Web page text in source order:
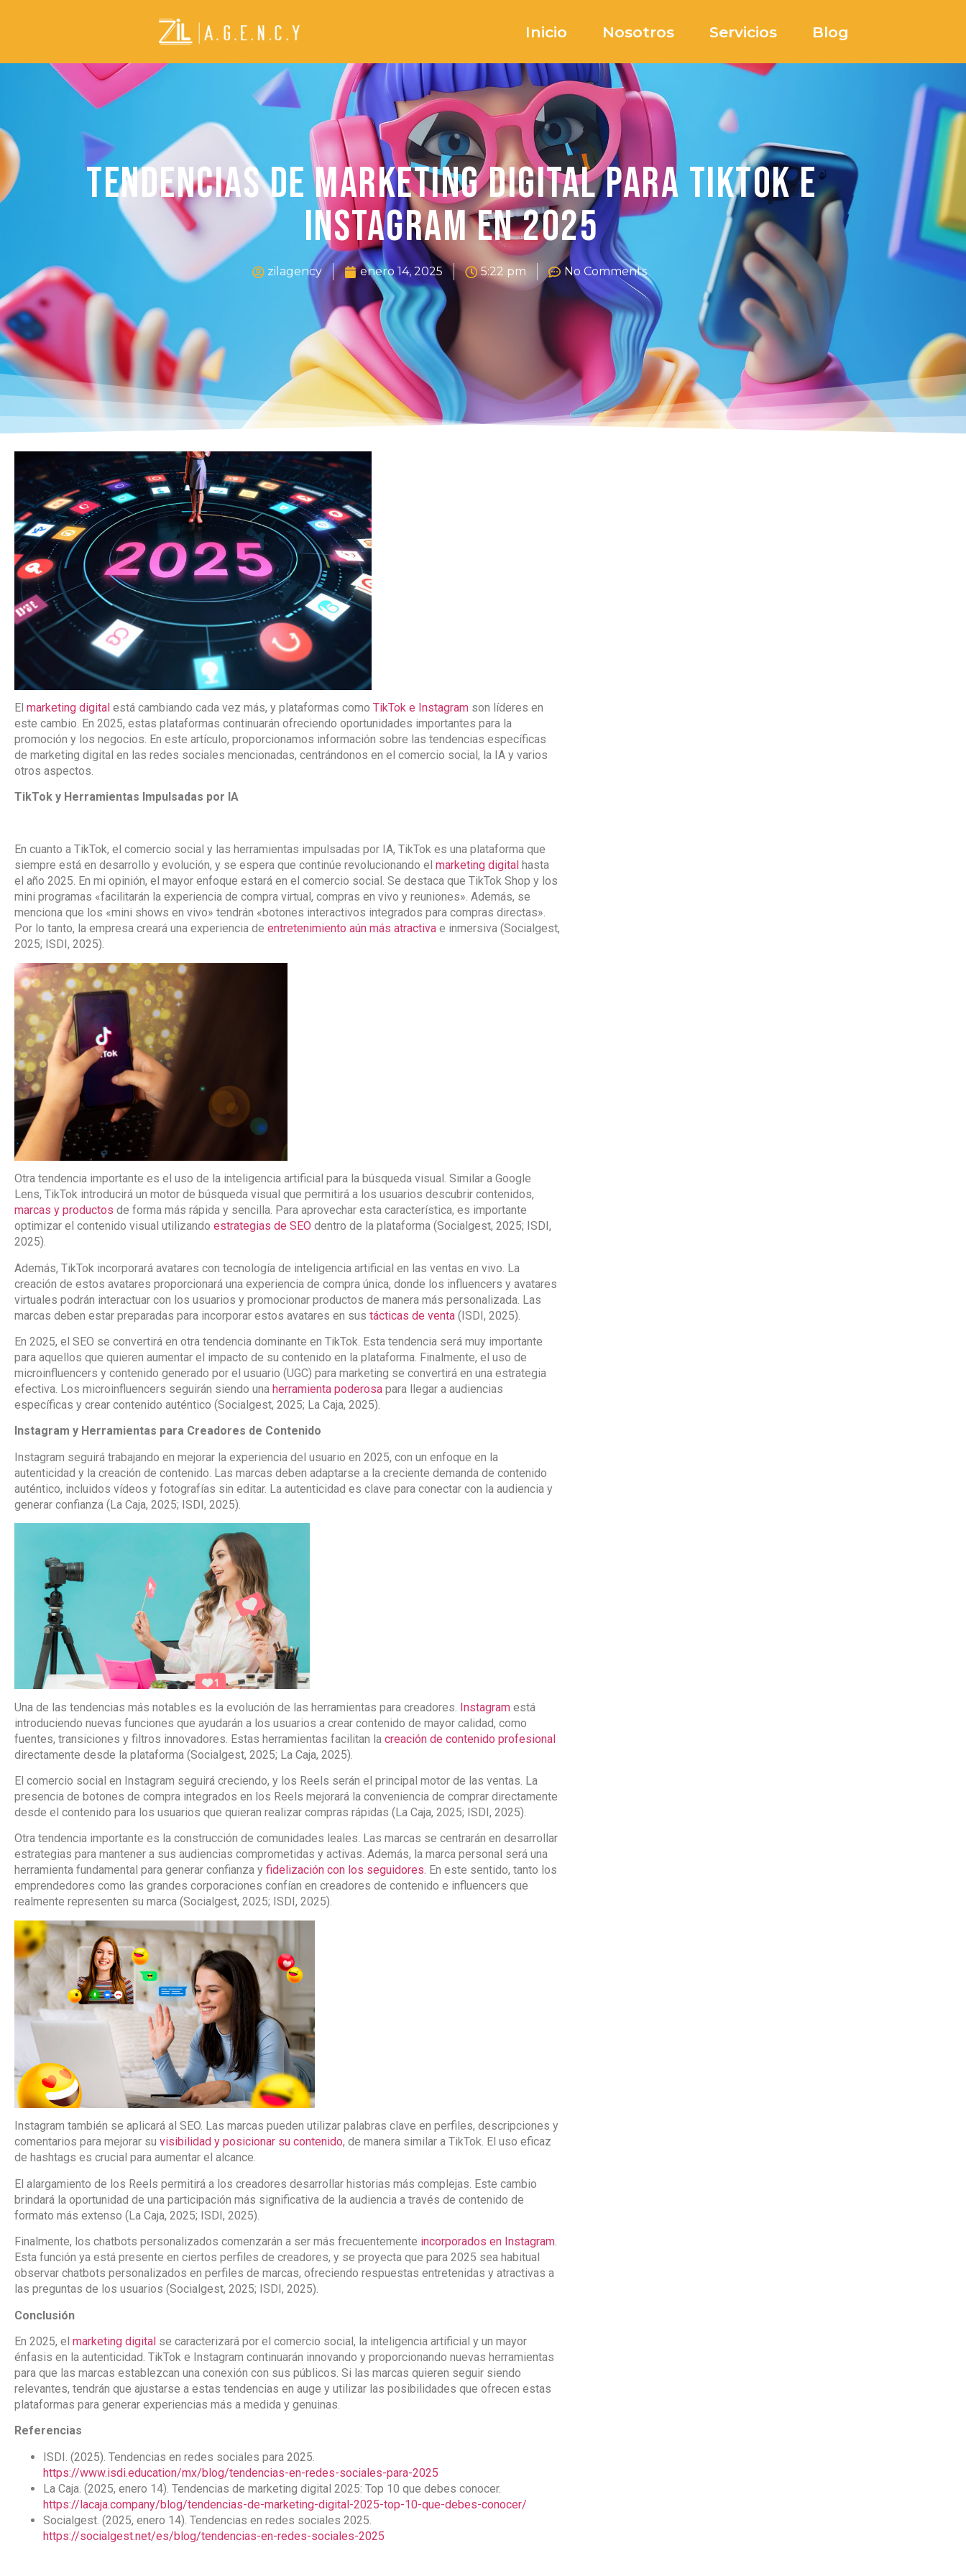
Inicio Nosotros Servicios Blog
Tendencias de Marketing Digital para TikTok e
Instagram en 2025
zilagency enero 14, 2025 5:22 pm No Comments
El marketing digital está cambiando cada vez más, y plataformas como TikTok e Instagram son líderes en
este cambio. En 2025, estas plataformas continuarán ofreciendo oportunidades importantes para la
promoción y los negocios. En este artículo, proporcionamos información sobre las tendencias específicas
de marketing digital en las redes sociales mencionadas, centrándonos en el comercio social, la IA y varios
otros aspectos.
TikTok y Herramientas Impulsadas por IA
En cuanto a TikTok, el comercio social y las herramientas impulsadas por IA, TikTok es una plataforma que
siempre está en desarrollo y evolución, y se espera que continúe revolucionando el marketing digital hasta
el año 2025. En mi opinión, el mayor enfoque estará en el comercio social. Se destaca que TikTok Shop y los
mini programas «facilitarán la experiencia de compra virtual, compras en vivo y reuniones». Además, se
menciona que los «mini shows en vivo» tendrán «botones interactivos integrados para compras directas».
Por lo tanto, la empresa creará una experiencia de entretenimiento aún más atractiva e inmersiva (Socialgest,
2025; ISDI, 2025).
Otra tendencia importante es el uso de la inteligencia artificial para la búsqueda visual. Similar a Google
Lens, TikTok introducirá un motor de búsqueda visual que permitirá a los usuarios descubrir contenidos,
marcas y productos de forma más rápida y sencilla. Para aprovechar esta característica, es importante
optimizar el contenido visual utilizando estrategias de SEO dentro de la plataforma (Socialgest, 2025; ISDI,
2025).
Además, TikTok incorporará avatares con tecnología de inteligencia artificial en las ventas en vivo. La
creación de estos avatares proporcionará una experiencia de compra única, donde los influencers y avatares
virtuales podrán interactuar con los usuarios y promocionar productos de manera más personalizada. Las
marcas deben estar preparadas para incorporar estos avatares en sus tácticas de venta (ISDI, 2025).
En 2025, el SEO se convertirá en otra tendencia dominante en TikTok. Esta tendencia será muy importante
para aquellos que quieren aumentar el impacto de su contenido en la plataforma. Finalmente, el uso de
microinfluencers y contenido generado por el usuario (UGC) para marketing se convertirá en una estrategia
efectiva. Los microinfluencers seguirán siendo una herramienta poderosa para llegar a audiencias
específicas y crear contenido auténtico (Socialgest, 2025; La Caja, 2025).
Instagram y Herramientas para Creadores de Contenido
Instagram seguirá trabajando en mejorar la experiencia del usuario en 2025, con un enfoque en la
autenticidad y la creación de contenido. Las marcas deben adaptarse a la creciente demanda de contenido
auténtico, incluidos vídeos y fotografías sin editar. La autenticidad es clave para conectar con la audiencia y
generar confianza (La Caja, 2025; ISDI, 2025).
Una de las tendencias más notables es la evolución de las herramientas para creadores. Instagram está
introduciendo nuevas funciones que ayudarán a los usuarios a crear contenido de mayor calidad, como
fuentes, transiciones y filtros innovadores. Estas herramientas facilitan la creación de contenido profesional
directamente desde la plataforma (Socialgest, 2025; La Caja, 2025).
El comercio social en Instagram seguirá creciendo, y los Reels serán el principal motor de las ventas. La
presencia de botones de compra integrados en los Reels mejorará la conveniencia de comprar directamente
desde el contenido para los usuarios que quieran realizar compras rápidas (La Caja, 2025; ISDI, 2025).
Otra tendencia importante es la construcción de comunidades leales. Las marcas se centrarán en desarrollar
estrategias para mantener a sus audiencias comprometidas y activas. Además, la marca personal será una
herramienta fundamental para generar confianza y fidelización con los seguidores. En este sentido, tanto los
emprendedores como las grandes corporaciones confían en creadores de contenido e influencers que
realmente representen su marca (Socialgest, 2025; ISDI, 2025).
Instagram también se aplicará al SEO. Las marcas pueden utilizar palabras clave en perfiles, descripciones y
comentarios para mejorar su visibilidad y posicionar su contenido, de manera similar a TikTok. El uso eficaz
de hashtags es crucial para aumentar el alcance.
El alargamiento de los Reels permitirá a los creadores desarrollar historias más complejas. Este cambio
brindará la oportunidad de una participación más significativa de la audiencia a través de contenido de
formato más extenso (La Caja, 2025; ISDI, 2025).
Finalmente, los chatbots personalizados comenzarán a ser más frecuentemente incorporados en Instagram.
Esta función ya está presente en ciertos perfiles de creadores, y se proyecta que para 2025 sea habitual
observar chatbots personalizados en perfiles de marcas, ofreciendo respuestas entretenidas y atractivas a
las preguntas de los usuarios (Socialgest, 2025; ISDI, 2025).
Conclusión
En 2025, el marketing digital se caracterizará por el comercio social, la inteligencia artificial y un mayor
énfasis en la autenticidad. TikTok e Instagram continuarán innovando y proporcionando nuevas herramientas
para que las marcas establezcan una conexión con sus públicos. Si las marcas quieren seguir siendo
relevantes, tendrán que ajustarse a estas tendencias en auge y utilizar las posibilidades que ofrecen estas
plataformas para generar experiencias más a medida y genuinas.
Referencias
ISDI. (2025). Tendencias en redes sociales para 2025.
https://www.isdi.education/mx/blog/tendencias-en-redes-sociales-para-2025
La Caja. (2025, enero 14). Tendencias de marketing digital 2025: Top 10 que debes conocer.
https://lacaja.company/blog/tendencias-de-marketing-digital-2025-top-10-que-debes-conocer/
Socialgest. (2025, enero 14). Tendencias en redes sociales 2025.
https://socialgest.net/es/blog/tendencias-en-redes-sociales-2025